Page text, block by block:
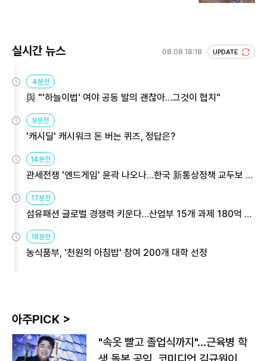
실시간 뉴스 08.08 18:18 UPDATE
4분전
與 "'하늘이법' 여야 공동 발의 괜찮아…그것이 협치"
9분전
'캐시딜' 캐시워크 돈 버는 퀴즈, 정답은?
14분전
관세전쟁 '엔드게임' 윤곽 나오나…한국 新통상정책 교두보 활
용해야
17분전
섬유패션 글로벌 경쟁력 키운다…산업부 15개 과제 180억 지
원
18분전
농식품부, '천원의 아침밥' 참여 200개 대학 선정
아주PICK >
"속옷 빨고 졸업식까지"…근육병 학